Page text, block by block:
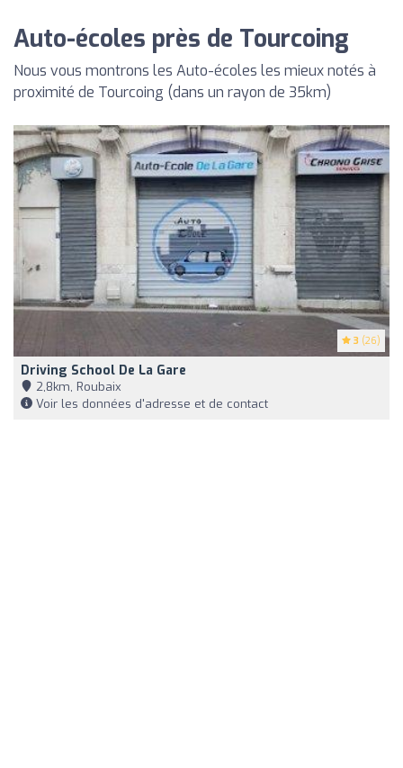
Auto-écoles près de Tourcoing
Nous vous montrons les Auto-écoles les mieux notés à
proximité de Tourcoing (dans un rayon de 35km)
3 (26)
Driving School De La Gare
2,8km, Roubaix
Voir les données d'adresse et de contact